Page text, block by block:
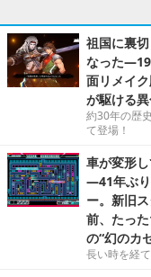
祖国に裏
なった
面リメイ
が駆ける
約30年の歴
て登場！
車が変形
―41年ぶり
ー。新旧
前、たっ
の“幻のカ
長い時を経